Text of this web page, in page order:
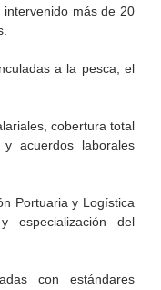
más de 20
a la pesca, el
cobertura total
acuerdos laborales
Portuaria y Logística
especialización del
con estándares